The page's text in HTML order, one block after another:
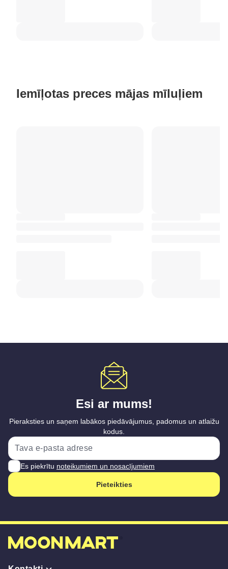
Iemīļotas preces mājas mīluļiem
Esi ar mums!
Pieraksties un saņem labākos piedāvājumus, padomus un atlaižu
kodus.
Es piekrītu noteikumiem un nosacījumiem
Pieteikties